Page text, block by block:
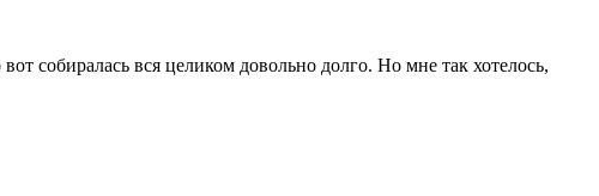
собиралась вся целиком довольно долго. Но мне так хотелось,